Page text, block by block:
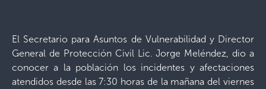
El Secretario para Asuntos de Vulnerabilidad y Director
General de Protección Civil Lic. Jorge Meléndez, dio a
conocer a la población los incidentes y afectaciones
atendidos desde las 7:30 horas de la mañana del viernes